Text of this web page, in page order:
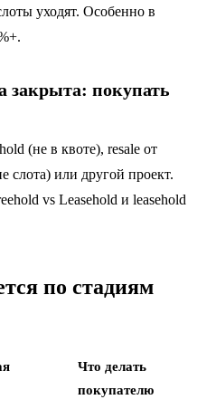
уходят. Особенно в
покупать
(не в квоте), resale от
слота) или другой проект.
vs Leasehold и leasehold
по стадиям
Что делать
покупателю